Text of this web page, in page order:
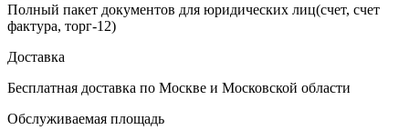
Полный пакет документов для юридических лиц(счет, счет
фактура, торг-12)
Доставка
Бесплатная доставка по Москве и Московской области
Обслуживаемая площадь